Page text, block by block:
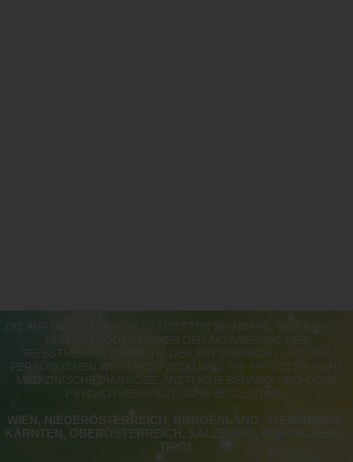
DIE AUF DIESEM PORTAL GELISTETEN SEMINARE, WORKSHOPS
UND METHODEN DIENEN DER AKTIVIERUNG DER
SELBSTHEILUNGSKRÄFTE, DER ENTSPANNUNG UND DER
PERSÖNLICHEN WEITERENTWICKLUNG. SIE ERSETZEN KEINE
MEDIZINISCHE DIAGNOSE, ÄRZTLICHE BEHANDLUNG ODER
PSYCHOTHERAPEUTISCHE BEGLEITUNG.
WIEN, NIEDERÖSTERREICH, BURGENLAND, STEIERMARK,
KÄRNTEN, OBERÖSTERREICH, SALZBURG, VORARLBERG,
TIROL